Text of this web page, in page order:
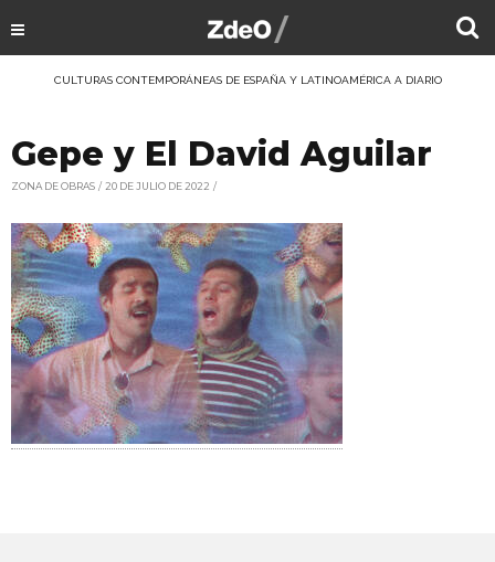
CULTURAS CONTEMPORÁNEAS DE ESPAÑA Y LATINOAMÉRICA A DIARIO
Gepe y El David Aguilar
ZONA DE OBRAS 20 DE JULIO DE 2022